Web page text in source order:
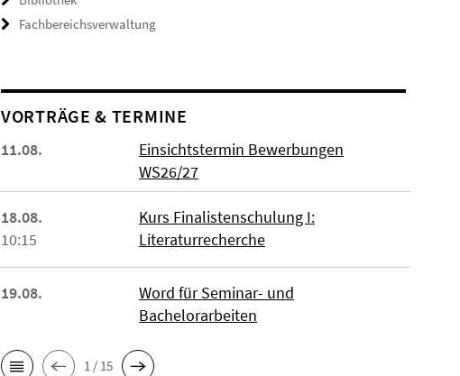
Fachbereichsverwaltung
VORTRÄGE & TERMINE
11.08.
Einsichtstermin Bewerbungen
WS26/27
18.08.
10:15
Kurs Finalistenschulung I:
Literaturrecherche
19.08.
Word für Seminar- und
Bachelorarbeiten
1 / 15